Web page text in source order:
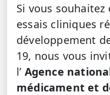
Si vous
essais cliniques
développement
19, nous vous
l’ Agence
médicament et